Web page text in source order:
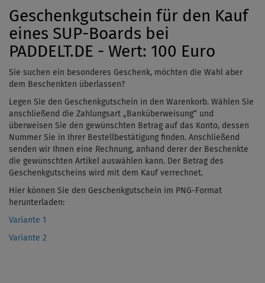
Geschenkgutschein für den Kauf
eines SUP-Boards bei
PADDELT.DE - Wert: 100 Euro
Sie suchen ein besonderes Geschenk, möchten die Wahl aber
dem Beschenkten überlassen?
Legen Sie den Geschenkgutschein in den Warenkorb. Wählen Sie
anschließend die Zahlungsart „Banküberweisung“ und
überweisen Sie den gewünschten Betrag auf das Konto, dessen
Nummer Sie in Ihrer Bestellbestätigung finden. Anschließend
senden wir Ihnen eine Rechnung, anhand derer der Beschenkte
die gewünschten Artikel auswählen kann. Der Betrag des
Geschenkgutscheins wird mit dem Kauf verrechnet.
Hier können Sie den Geschenkgutschein im PNG-Format
herunterladen:
Variante 1
Variante 2